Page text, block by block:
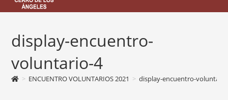
display-encuentro-
voluntario-4
> ENCUENTRO VOLUNTARIOS 2021 > display-encuentro-